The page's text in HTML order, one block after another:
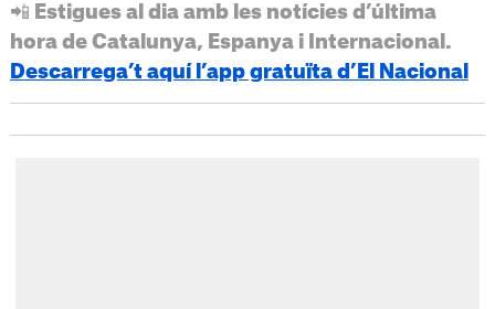
📲 Estigues al dia amb les notícies d’última
hora de Catalunya, Espanya i Internacional.
Descarrega’t aquí l’app gratuïta d’El Nacional